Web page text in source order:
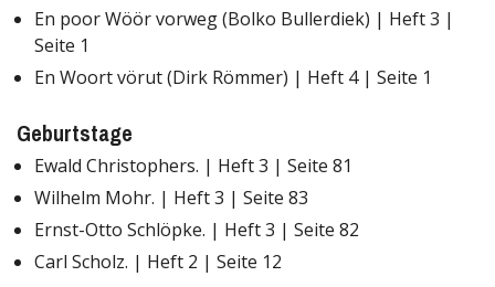
En poor Wöör vorweg (Bolko Bullerdiek) | Heft 3 |
Seite 1
En Woort vörut (Dirk Römmer) | Heft 4 | Seite 1
Geburtstage
Ewald Christophers. | Heft 3 | Seite 81
Wilhelm Mohr. | Heft 3 | Seite 83
Ernst-Otto Schlöpke. | Heft 3 | Seite 82
Carl Scholz. | Heft 2 | Seite 12